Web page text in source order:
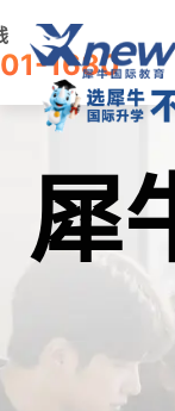
1680
犀